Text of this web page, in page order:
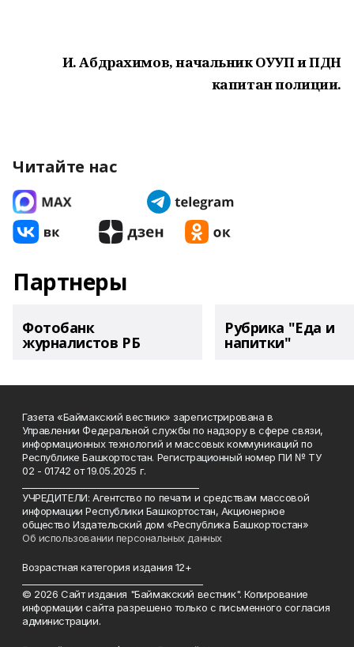
И. Абдрахимов, начальник ОУУП и ПДН
капитан полиции.
Читайте нас
Партнеры
Фотобанк
журналистов РБ
Рубрика "Еда и
напитки"
Газета «Баймакский вестник» зарегистрирована в
Управлении Федеральной службы по надзору в сфере связи,
информационных технологий и массовых коммуникаций по
Республике Башкортостан. Регистрационный номер ПИ № ТУ
02 - 01742 от 19.05.2025 г.
УЧРЕДИТЕЛИ: Агентство по печати и средствам массовой
информации Республики Башкортостан, Акционерное
общество Издательский дом «Республика Башкортостан»
Об использовании персональных данных
Возрастная категория издания 12+
© 2026 Сайт издания "Баймакский вестник". Копирование
информации сайта разрешено только с письменного согласия
администрации.